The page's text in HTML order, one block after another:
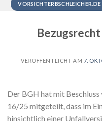
VORSICHTERBSCHLEICHER.DE
VERÖFFENTLICHT AM 7.
Der BGH hat mit
16/25 mitgeteilt, dass im
hinsichtlich einer